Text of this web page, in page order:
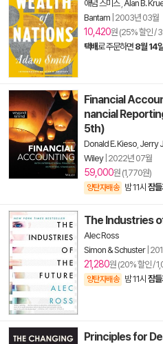
애덤 스미스, Alan B.
Bantam 2003년 03월
10,420원 (25% 할인 /
택배로 주문하면 8월 14
Financial
nancial
5th)
Donald E. Kieso Jerry
Wiley| 2022년 07월
59,000원 (1,770원)
양탄자배송 밤 11시 잠
The Industries
Alec Ross
Simon & Schuster|
21,280원 (20% 할인 /
양탄자배송 밤 11시 잠
Principles for